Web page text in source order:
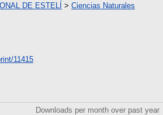
DE ESTELÍ > Ciencias Naturales
11415
Downloads per month over past year